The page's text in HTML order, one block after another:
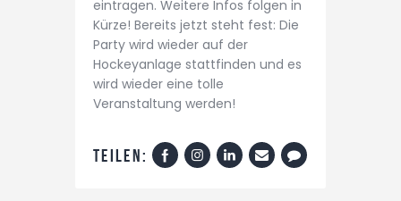
eintragen. Weitere Infos folgen in
Kürze! Bereits jetzt steht fest: Die
Party wird wieder auf der
Hockeyanlage stattfinden und es
wird wieder eine tolle
Veranstaltung werden!
Teilen: